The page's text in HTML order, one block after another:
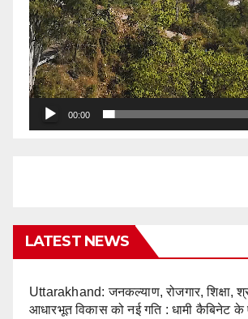
00:00
LATEST NEWS
Uttarakhand: जनकल्याण, रोजगार, शिक्षा,
आधारभूत विकास को नई गति : धामी कैबिनेट